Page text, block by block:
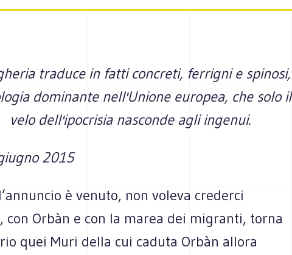
traduce in fatti concreti, ferrigni e spinosi,
dominante nell'Unione europea, che solo il
velo dell'ipocrisia nasconde agli ingenui.
2015
è venuto, non voleva crederci
con Orbàn e con la marea dei migranti, torna
quei Muri della cui caduta Orbàn allora